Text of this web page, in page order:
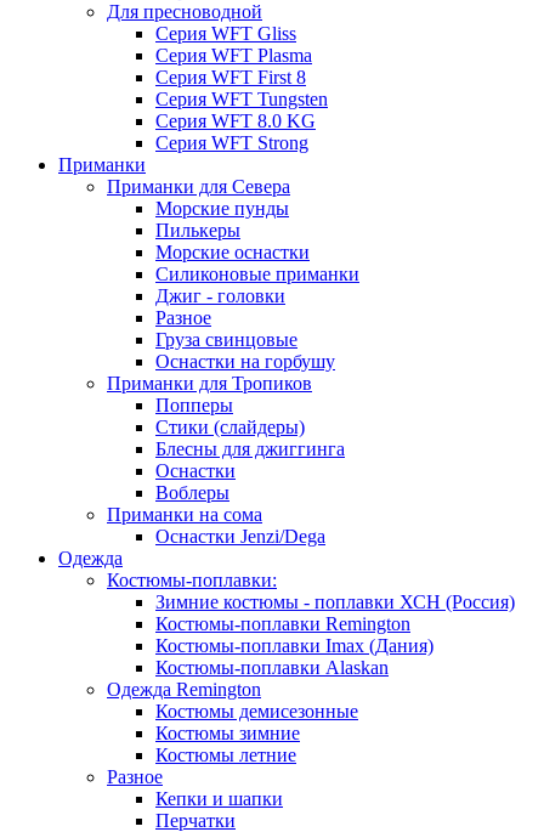
Для пресноводной
Серия WFT Gliss
Серия WFT Plasma
Серия WFT First 8
Серия WFT Tungsten
Серия WFT 8.0 KG
Серия WFT Strong
Приманки
Приманки для Севера
Морские пунды
Пилькеры
Морские оснастки
Силиконовые приманки
Джиг - головки
Разное
Груза свинцовые
Оснастки на горбушу
Приманки для Тропиков
Попперы
Стики (слайдеры)
Блесны для джиггинга
Оснастки
Воблеры
Приманки на сома
Оснастки Jenzi/Dega
Одежда
Костюмы-поплавки:
Зимние костюмы - поплавки ХСН (Россия)
Костюмы-поплавки Remington
Костюмы-поплавки Imax (Дания)
Костюмы-поплавки Alaskan
Одежда Remington
Костюмы демисезонные
Костюмы зимние
Костюмы летние
Разное
Кепки и шапки
Перчатки